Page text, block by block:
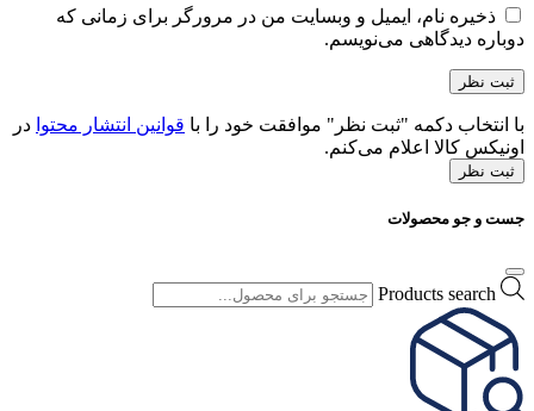
ذخیره نام، ایمیل و وبسایت من در مرورگر برای زمانی که
دوباره دیدگاهی می‌نویسم.
با انتخاب دکمه "ثبت نظر" موافقت خود را با قوانین انتشار محتوا در
اونیکس کالا اعلام می‌کنم.
ثبت نظر
جست و جو محصولات
Products search